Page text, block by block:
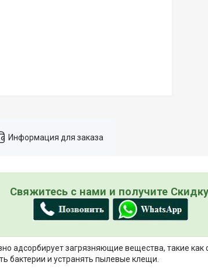
Информация для заказа
Свяжитесь с нами и получите
адсорбирует загрязняющие вещества, такие
бактерии и устранять пылевые клещи.